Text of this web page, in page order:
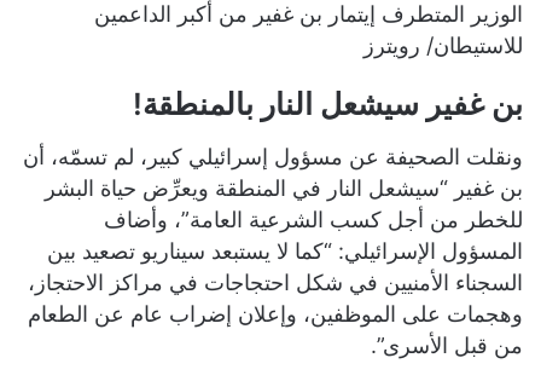
الوزير المتطرف إيتمار بن غفير من أكبر الداعمين
للاستيطان/ رويترز
بن غفير سيشعل النار بالمنطقة!
ونقلت الصحيفة عن مسؤول إسرائيلي كبير، لم تسمّه، أن
بن غفير “سيشعل النار في المنطقة ويعرِّض حياة البشر
للخطر من أجل كسب الشرعية العامة”، وأضاف
المسؤول الإسرائيلي: “كما لا يستبعد سيناريو تصعيد بين
السجناء الأمنيين في شكل احتجاجات في مراكز الاحتجاز،
وهجمات على الموظفين، وإعلان إضراب عام عن الطعام
من قبل الأسرى”.